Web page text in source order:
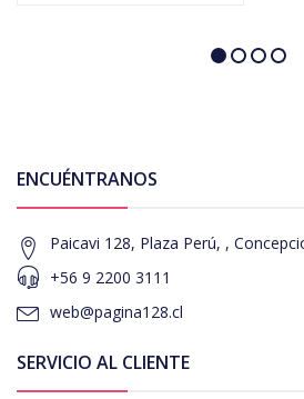
ENCUÉNTRANOS
Paicavi 128, Plaza Perú, ,
+56 9 2200 3111
web@pagina128.cl
SERVICIO AL CLIENTE